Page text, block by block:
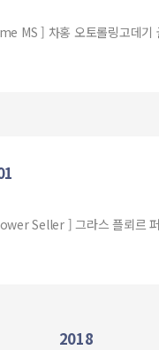
MS ] 차홍 오토롤링고데기
Seller ] 그라스 플뢰르
2018